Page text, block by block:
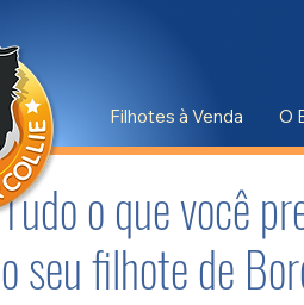
Filhotes à Venda O
Tudo o que você
o seu filhote de